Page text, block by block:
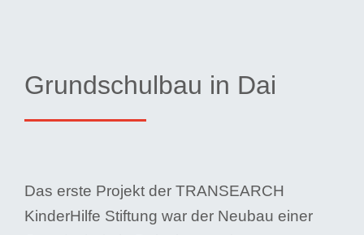
Grundschulbau in Dai
Das erste Projekt der TRANSEARCH
KinderHilfe Stiftung war der Neubau einer